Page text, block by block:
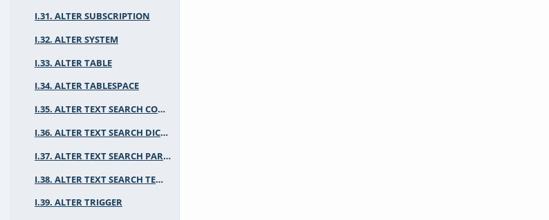
I.31. ALTER SUBSCRIPTION
I.32. ALTER SYSTEM
I.33. ALTER TABLE
I.34. ALTER TABLESPACE
I.35. ALTER TEXT SEARCH CONFIGURATION
I.36. ALTER TEXT SEARCH DICTIONARY
I.37. ALTER TEXT SEARCH PARSER
I.38. ALTER TEXT SEARCH TEMPLATE
I.39. ALTER TRIGGER